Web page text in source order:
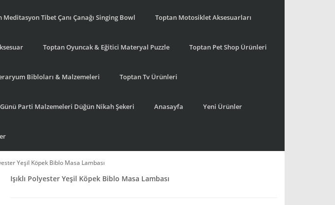
Meditasyon Tibet Çanı Çanağı Singing Bowl Toptan Motosiklet Aksesuarları
Toptan Oyuncak & Eğitici Materyal Puzzle Toptan Pet Shop Ürünleri
Bibloları & Malzemeleri Toptan Tv Ürünleri
Günü Parti Malzemeleri Düğün Nikah Şekeri Anasayfa Yeni Ürünler
Yeşil Köpek Biblo Masa Lambası
Işıklı Polyester Yeşil Köpek Biblo Masa Lambası